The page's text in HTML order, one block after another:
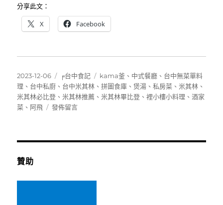
分享此文：
X Facebook
發
佈
日
期:
2023-12-06
分
類
╒台中食記
標
籤
kama釜 、 中式餐廳 、 台中無菜單料
理 、 台中私廚 、 台中米其林 、拼圖食庫 、煲湯 、私房菜 、米其林 、
米其林必比登 、米其林推薦 、米其林畢比登 、裡小樓小料理 、酒家
菜 、 阿飛
在
料
發佈留言
贊助